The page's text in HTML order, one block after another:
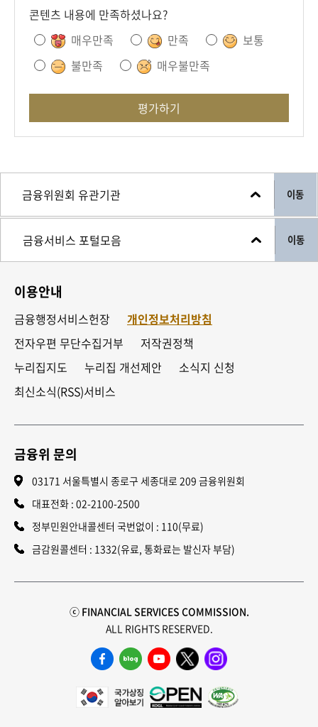
콘텐츠 내용에 만족하셨나요?
매우만족
만족
보통
불만족
매우불만족
평가하기
이동
이동
이용안내
금융행정서비스헌장
개인정보처리방침
전자우편 무단수집거부
저작권정책
누리집지도
누리집 개선제안
소식지 신청
최신소식(RSS)서비스
금융위 문의
03171 서울특별시 종로구 세종대로 209 금융위원회
대표전화 : 02-2100-2500
정부민원안내콜센터 국번없이 : 110(무료)
금감원콜센터 : 1332(유료, 통화료는 발신자 부담)
ⓒ FINANCIAL SERVICES COMMISSION.
ALL RIGHTS RESERVED.